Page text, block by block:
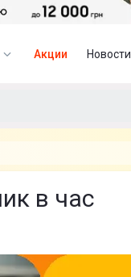
Акции Новости
в час